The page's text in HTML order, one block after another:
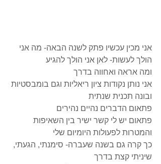
אני מכין עכשיו פתק לשנה הבאה- מה אני
הולך לעשות- לאן אני הולך להגיע
ומה אראה ואחווה בדרך
אני נותן נקודות ציון ריאליות וגם בומבסטיות
ובונה תכנית שנתית
פתאום הדברים נהיים נהירים
פתאום יש לי קשר ישיר בין השאיפות
והמטרות לפעולות היומיום שלי
כך קרה גם בשנה שעברה- סימנתי, הגעתי,
שיניתי קצת בדרך